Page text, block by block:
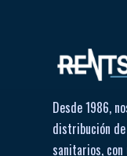
Desde 1986,
distribución
sanitarios,